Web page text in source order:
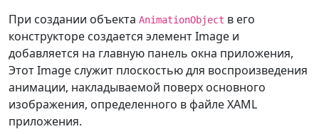
// Уменьшаем
счетчик повторений анимированного
поздравления.
                _mainCounter
--
При создании объекта AnimationObject в его
конструкторе создается элемент Image и
добавляется на главную панель окна приложения,
Этот Image служит плоскостью для воспроизведения
анимации, накладываемой поверх основного
изображения, определенного в файле XAML
приложения.